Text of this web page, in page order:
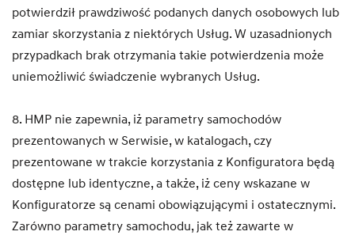
potwierdził prawdziwość podanych danych osobowych lub
zamiar skorzystania z niektórych Usług. W uzasadnionych
przypadkach brak otrzymania takie potwierdzenia może
uniemożliwić świadczenie wybranych Usług.
8. HMP nie zapewnia, iż parametry samochodów
prezentowanych w Serwisie, w katalogach, czy
prezentowane w trakcie korzystania z Konfiguratora będą
dostępne lub identyczne, a także, iż ceny wskazane w
Konfiguratorze są cenami obowiązującymi i ostatecznymi.
Zarówno parametry samochodu, jak też zawarte w